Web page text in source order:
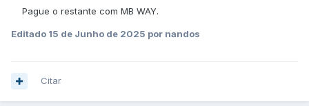
Pague o restante com MB WAY.
Editado 15 de Junho de 2025 por nandos
Citar